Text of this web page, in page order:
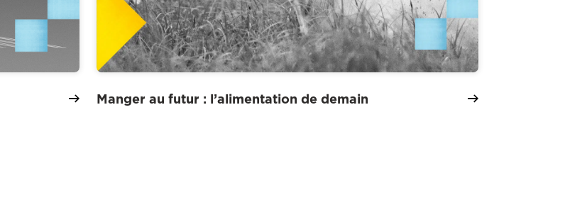
Manger au futur : l’alimentation de demain